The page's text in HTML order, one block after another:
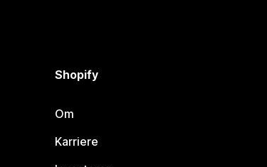
Shopify
Om
Karriere